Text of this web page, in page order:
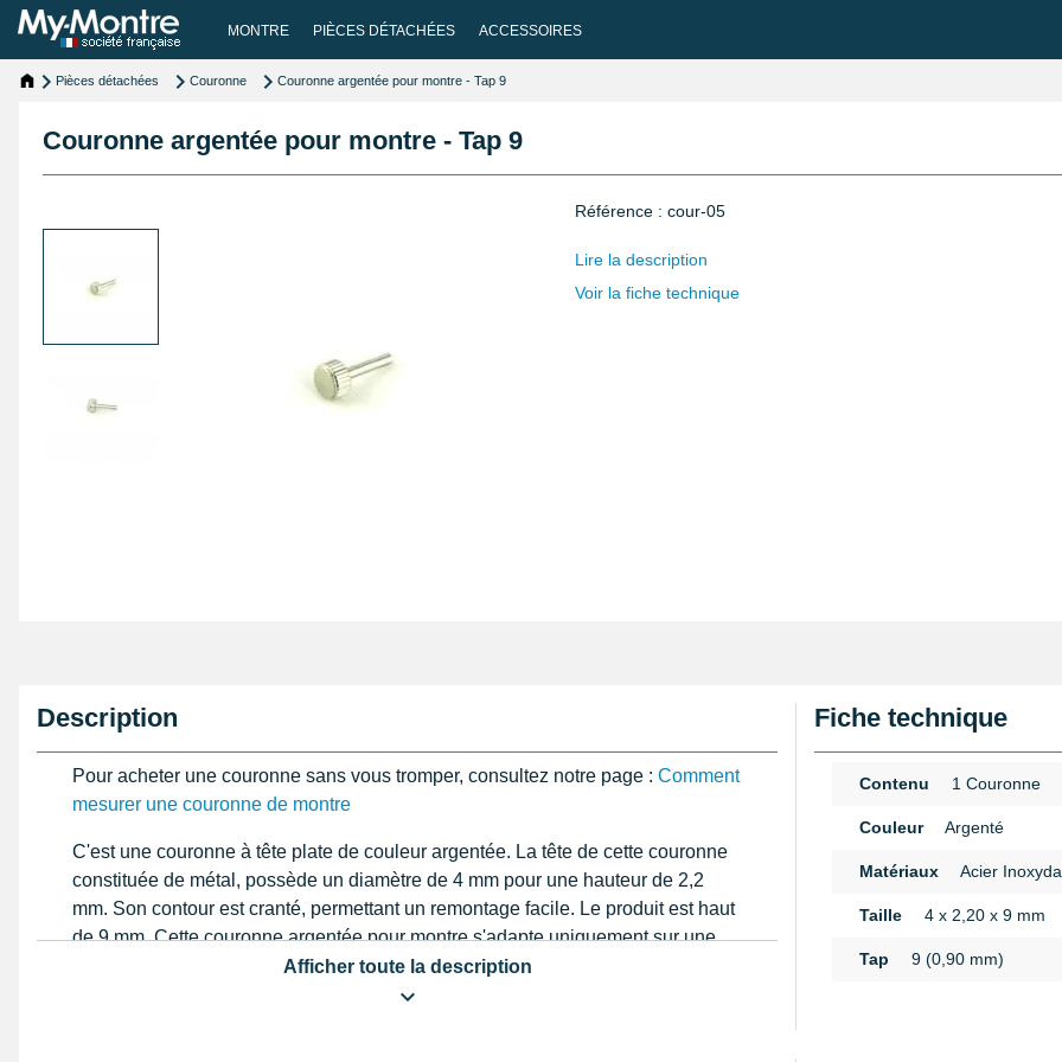
MONTRE PIÈCES DÉTACHÉES ACCESSOIRES
Pièces détachées Couronne Couronne argentée pour montre - Tap 9
Couronne argentée pour montre - Tap 9
Référence : cour-05
Lire la description
Voir la fiche technique
Description
Pour acheter une couronne sans vous tromper, consultez notre page : Comment
mesurer une couronne de montre
C'est une couronne à tête plate de couleur argentée. La tête de cette couronne
constituée de métal, possède un diamètre de 4 mm pour une hauteur de 2,2
mm. Son contour est cranté, permettant un remontage facile. Le produit est haut
de 9 mm. Cette couronne argentée pour montre s'adapte uniquement sur une
tige de remontoir, également appelée stem, vendue séparément. Le diamètre
interne du tube est de 0,90 mm. Ce produit est vendu à l'unité.
Afficher toute la description
Fiche technique
Contenu 1 Couronne
Couleur Argenté
Matériaux Acier
Taille 4 x 2,20 x 9 mm
Tap 9 (0,90 mm)